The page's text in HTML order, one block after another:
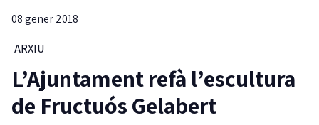
08 gener 2018
ARXIU
L’Ajuntament refà l’escultura
de Fructuós Gelabert